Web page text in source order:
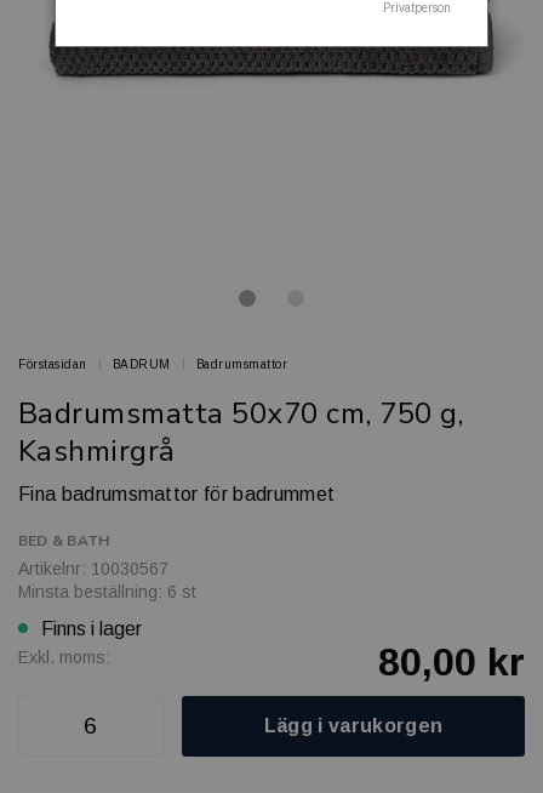
Förstasidan BADRUM Badrumsmattor
Badrumsmatta 50x70 cm, 750 g,
Kashmirgrå
Fina badrumsmattor för badrummet
BED & BATH
Artikelnr: 10030567
Minsta beställning: 6 st
Finns i lager
Exkl. moms: 80,00 kr
Lägg i varukorgen
Privatperson